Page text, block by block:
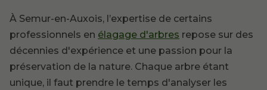
À Semur-en-Auxois, l’expertise de certains
professionnels en élagage d'arbres repose sur des
décennies d'expérience et une passion pour la
préservation de la nature. Chaque arbre étant
unique, il faut prendre le temps d'analyser les